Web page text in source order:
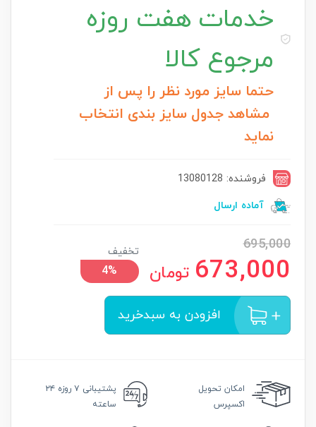
خدمات هفت روزه
مرجوع کالا
حتما سایز مورد نظر را پس از
مشاهد جدول سایز بندی انتخاب
نماید
فروشنده: 13080128
آماده ارسال
695,000
673,000 تومان
تخفیف
4%
افزودن به سبدخرید
امکان تحویل
اکسپرس
پشتیبانی
۷ روزه ۲۴
ساعته